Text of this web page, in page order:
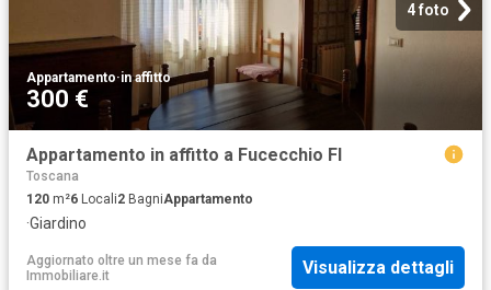
4 foto
Appartamento·in affitto
300 €
Appartamento in affitto a Fucecchio FI
Toscana
120 m²6 Locali2 BagniAppartamento
·Giardino
Aggiornato oltre un mese fa da
Immobiliare.it
Visualizza dettagli